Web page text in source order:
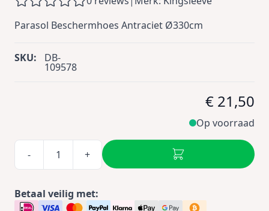
Parasol Beschermhoes Antraciet Ø330cm
SKU: DB-
109578
€ 21,50
Op voorraad
- +
Betaal veilig met: